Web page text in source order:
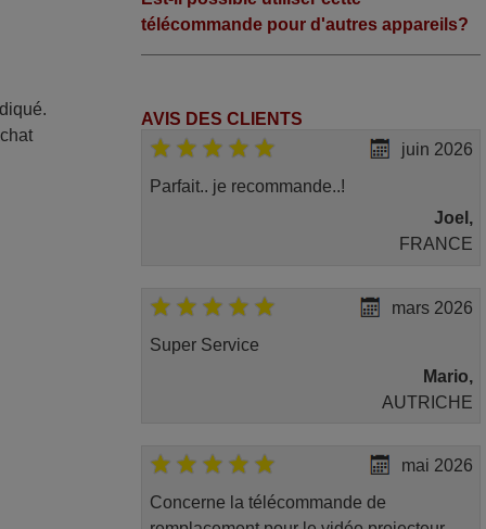
télécommande pour d'autres appareils?
AVIS DES CLIENTS
juin 2026
Parfait.. je recommande..!
Joel,
FRANCE
mars 2026
Super Service
Mario,
AUTRICHE
mai 2026
Concerne la télécommande de